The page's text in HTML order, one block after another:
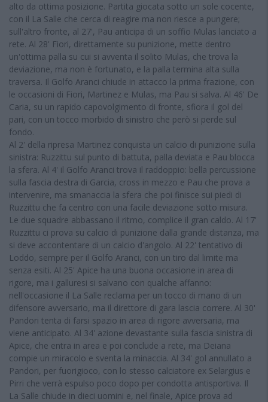
alto da ottima posizione. Partita giocata sotto un sole cocente,
con il La Salle che cerca di reagire ma non riesce a pungere;
sull'altro fronte, al 27', Pau anticipa di un soffio Mulas lanciato a
rete. Al 28' Fiori, direttamente su punizione, mette dentro
un'ottima palla su cui si avventa il solito Mulas, che trova la
deviazione, ma non è fortunato, e la palla termina alta sulla
traversa. Il Golfo Aranci chiude in attacco la prima frazione, con
le occasioni di Fiori, Martinez e Mulas, ma Pau si salva. Al 46' De
Caria, su un rapido capovolgimento di fronte, sfiora il gol del
pari, con un tocco morbido di sinistro che però si perde sul
fondo.
Al 2' della ripresa Martinez conquista un calcio di punizione sulla
sinistra: Ruzzittu sul punto di battuta, palla deviata e Pau blocca
la sfera. Al 4' il Golfo Aranci trova il raddoppio: bella percussione
sulla fascia destra di Garcia, cross in mezzo e Pau che prova a
intervenire, ma smanaccia la sfera che poi finisce sui piedi di
Ruzzittu che fa centro con una facile deviazione sotto misura.
Le due squadre abbassano il ritmo, complice il gran caldo. Al 17'
Ruzzittu ci prova su calcio di punizione dalla grande distanza, ma
si deve accontentare di un calcio d'angolo. Al 22' tentativo di
Loddo, sempre per il Golfo Aranci, con un tiro dal limite ma
senza esiti. Al 25' Apice ha una buona occasione in area di
rigore, ma i galluresi si salvano con qualche affanno:
nell'occasione il La Salle reclama per un tocco di mano di un
difensore avversario, ma il direttore di gara lascia correre. Al 30'
Pandori tenta di farsi spazio in area di rigore avversaria, ma
viene anticipato. Al 34' azione devastante sulla fascia sinistra di
Apice, che entra in area e poi conclude a rete, ma Deiana
compie un miracolo e sventa la minaccia. Al 34' gol annullato a
Pandori, per fuorigioco, con lo stesso calciatore ex Selargius e
Pirri che verrà espulso poco dopo per condotta antisportiva. Il
La Salle chiude in dieci uomini e, nel finale, Apice prova ad